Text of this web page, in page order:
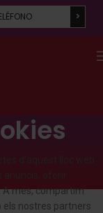
A més, compartim
els nostres partners